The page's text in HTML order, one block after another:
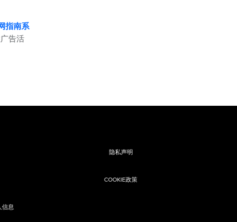
指南系
告活
隐私声明
COOKIE政策
信息